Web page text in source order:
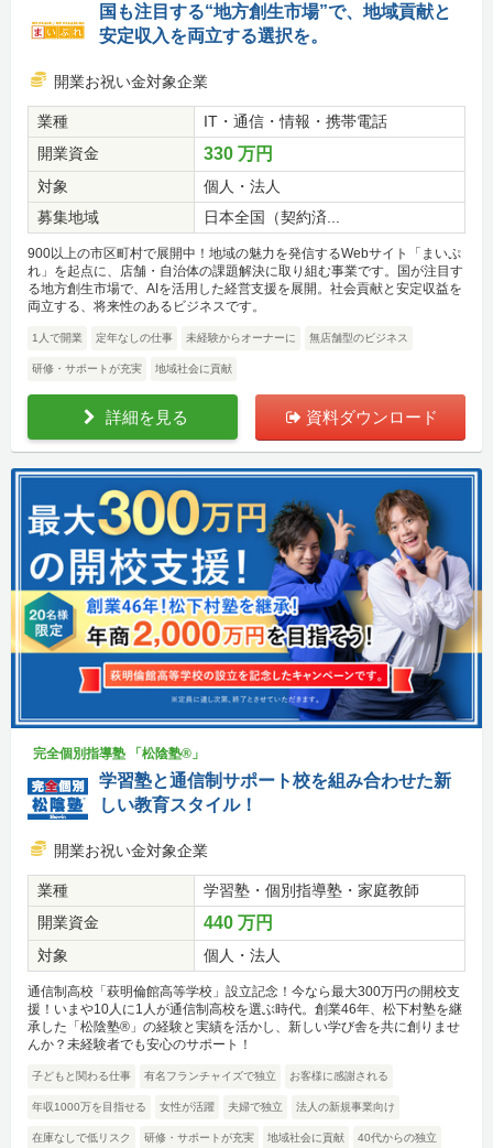
国も注目する“地方創生市場”で、地域貢献と
安定収入を両立する選択を。
開業お祝い金対象企業
業種
IT・通信・情報・携帯電話
開業資金
330 万円
対象
個人・法人
募集地域
日本全国（契約済...
900以上の市区町村で展開中！地域の魅力を発信するWebサイト「まいぷ
れ」を起点に、店舗・自治体の課題解決に取り組む事業です。国が注目す
る地方創生市場で、AIを活用した経営支援を展開。社会貢献と安定収益を
両立する、将来性のあるビジネスです。
1人で開業 定年なしの仕事 未経験からオーナーに 無店舗型のビジネス
研修・サポートが充実 地域社会に貢献
詳細を見る 資料ダウンロード
完全個別指導塾 「松陰塾®」
学習塾と通信制サポート校を組み合わせた新
しい教育スタイル！
開業お祝い金対象企業
業種
学習塾・個別指導塾・家庭教師
開業資金
440 万円
対象 個人・法人
通信制高校「萩明倫館高等学校」設立記念！今なら最大300万円の開校支
援！いまや10人に1人が通信制高校を選ぶ時代。創業46年、松下村塾を継
承した「松陰塾®」の経験と実績を活かし、新しい学び舎を共に創りませ
んか？未経験者でも安心のサポート！
子どもと関わる仕事 有名フランチャイズで独立 お客様に感謝される
年収1000万を目指せる 女性が活躍 夫婦で独立 法人の新規事業向け
在庫なしで低リスク 研修・サポートが充実 地域社会に貢献 40代からの独立